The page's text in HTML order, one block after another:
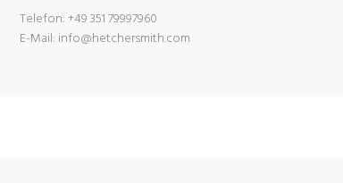
Telefon: +49 351 79997960
E-Mail: info@hetchersmith.com